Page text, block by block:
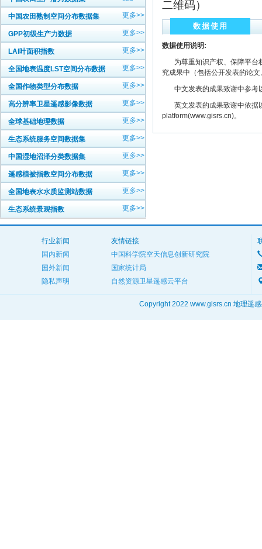
中国农田熟制空间分布数据集 更多>>
GPP初级生产力数据 更多>>
LAI叶面积指数 更多>>
全国地表温度LST空间分布数据 更多>>
全国作物类型分布数据 更多>>
高分辨率卫星遥感影像数据 更多>>
全球基础地理数据 更多>>
生态系统服务空间数据集 更多>>
中国湿地沼泽分类数据集 更多>>
遥感植被指数空间分布数据 更多>>
全国地表水水质监测站数据 更多>>
生态系统景观指数 更多>>
二维码）
数据使用
数据使用说明:
为尊重知识产权、保障平台
究成果中（包括公开发表的论
中文发表的成果致谢中参考
英文发表的成果致谢中依据
platform(www.gisrs.cn)。
行业新闻
国内新闻
国外新闻
隐私声明
友情链接
中国科学院空天信息创新研究院
国家统计局
自然资源卫星遥感云平台
Copyright 2022 www.gisrs.cn 地理遥